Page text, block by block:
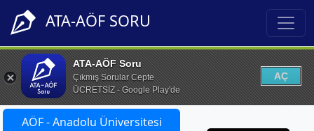
ATA-AÖF SORU
ATA-AÖF Soru
Çıkmış Sorular Cepte
ÜCRETSİZ - Google Play'de
AÇ
AÖF - Anadolu Üniversitesi